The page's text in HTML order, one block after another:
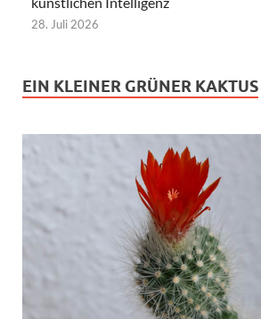
28. Juli 2026
EIN KLEINER GRÜNER KAKTUS